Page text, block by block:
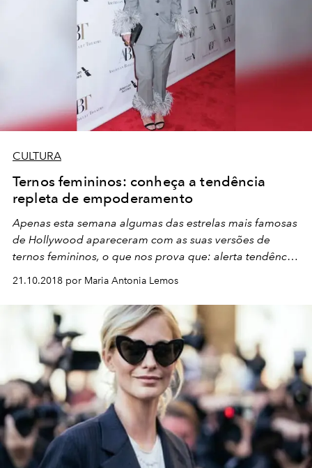
CULTURA
Ternos femininos: conheça a tendência
repleta de empoderamento
Apenas esta semana algumas das estrelas mais famosas
de Hollywood apareceram com as suas versões de
ternos femininos, o que nos prova que: alerta tendência
21.10.2018 por Maria Antonia Lemos